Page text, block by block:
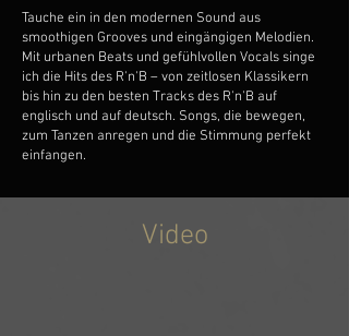
Tauche ein in den modernen Sound aus
smoothigen Grooves und eingängigen Melodien.
Mit urbanen Beats und gefühlvollen Vocals singe
ich die Hits des R'n'B – von zeitlosen Klassikern
bis hin zu den besten Tracks des R'n'B auf
englisch und auf deutsch. Songs, die bewegen,
zum Tanzen anregen und die Stimmung perfekt
einfangen.
Video